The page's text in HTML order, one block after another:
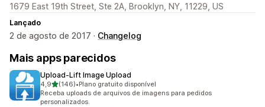
1679 East 19th Street, Ste 2A, Brooklyn, NY, 11229, US
Lançado
2 de agosto de 2017 · Changelog
Mais apps parecidos
Upload‑Lift Image Upload
4,9de 5 estrelas
(146)
146 avaliações ao todo
•Plano gratuito disponível
Receba uploads de arquivos de imagens para pedidos
personalizados.